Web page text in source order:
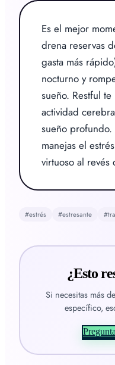
Es el mejor
drena reservas
gasta más
nocturno y
sueño. Restful
actividad
sueño
manejas el
virtuoso al revés
#estrés #estresante #
¿Esto
Si necesitas más
específico,